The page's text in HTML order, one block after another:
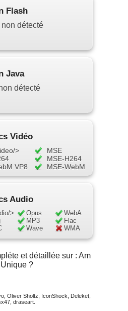
Flash
non détecté
Java
détecté
Vidéo
>
MSE
MSE-H264
VP8
MSE-WebM
Audio
> Opus
WebA
MP3
Flac
Wave WMA
et détaillée sur : Am
I Unique ?
,Oliver Sholtz IconShock Deleket
, draseart.